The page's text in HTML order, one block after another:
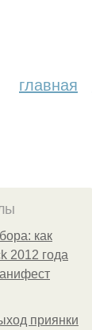
главная
как
2012 года
приянки